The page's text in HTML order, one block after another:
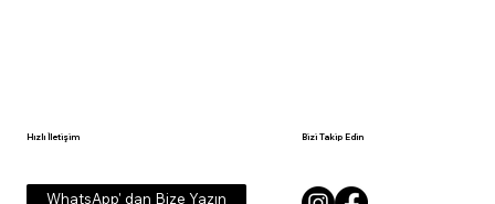
Hızlı İletişim
WhatsApp' dan Bize Yazın
Bizi Takip Edin